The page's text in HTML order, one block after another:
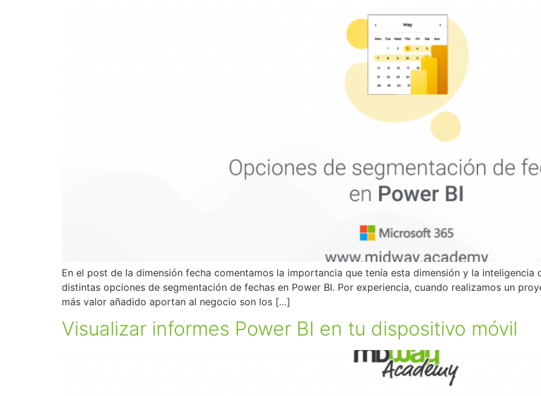
En el post de la dimensión fecha comentamos la importancia que tenía esta dimensión y la
distintas opciones de segmentación de fechas en Power BI. Por experiencia, cuando realizamos un
más valor añadido aportan al negocio son los […]
Visualizar informes Power BI en tu dispositivo móvil